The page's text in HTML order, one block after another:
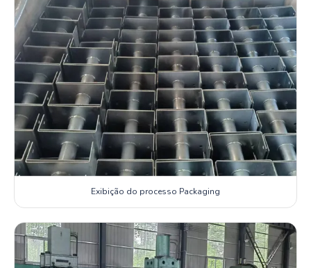
Exibição do processo Packaging